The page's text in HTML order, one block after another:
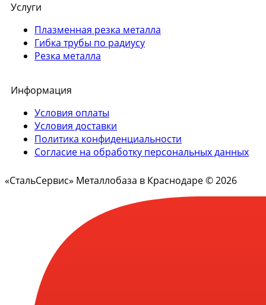
Услуги
Плазменная резка металла
Гибка трубы по радиусу
Резка металла
Информация
Условия оплаты
Условия доставки
Политика конфиденциальности
Согласие на обработку персональных данных
«СтальСервис» Металлобаза в Краснодаре © 2026